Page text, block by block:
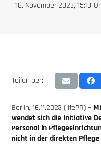
16. November 2023, 15:13
Teilen per:
Berlin, 16.11.2023 (lifePR) –
wendet sich die Initiative
Personal in
nicht in der direkten